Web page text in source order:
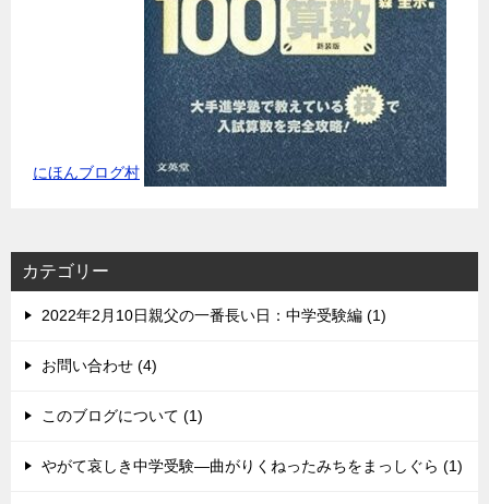
にほんブログ村
カテゴリー
2022年2月10日親父の一番長い日：中学受験編 (1)
お問い合わせ (4)
このブログについて (1)
やがて哀しき中学受験―曲がりくねったみちをまっしぐら (1)